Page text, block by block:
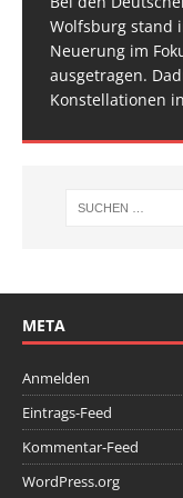
Wolfsburg stand
Neuerung im
ausgetragen.
Konstellationen in
[…]
[…]
Spitze im
(Baden-
Deutschen[…]
META
Anmelden
Eintrags-Feed
Kommentar-Feed
WordPress.org